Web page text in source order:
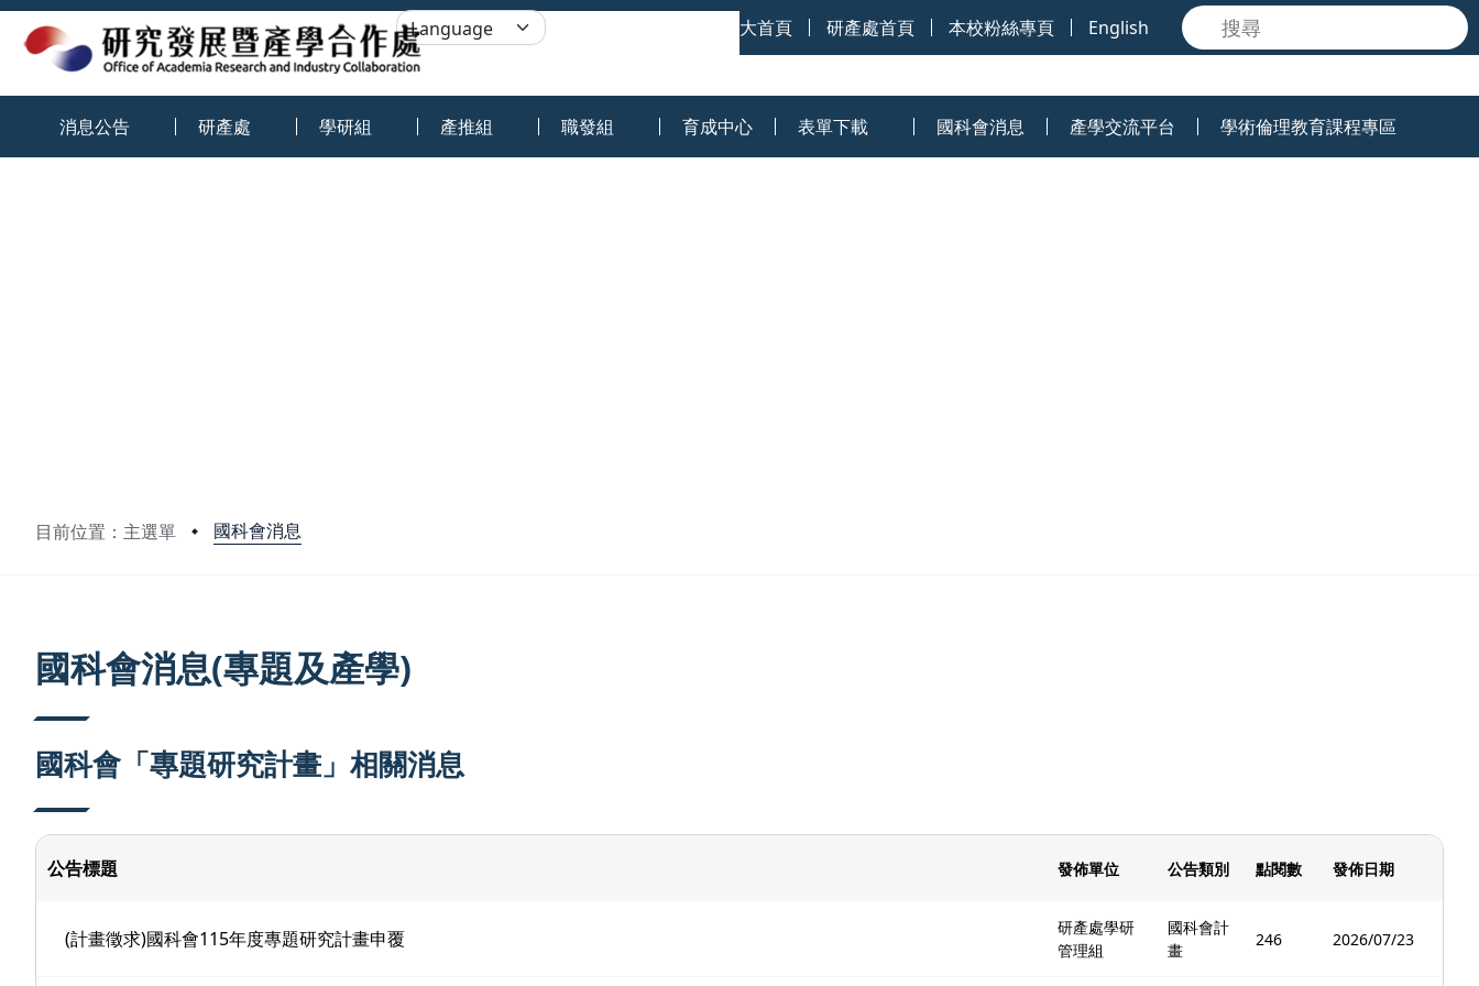
南臺科大首頁 研產處首頁 本校粉絲專頁 English
消息公告 研產處 學研組 產推組 職發組 育成中心 表單下載 國科會消息 產學交流平台 學術倫理教育課程專區
目前位置：主選單 國科會消息
國科會消息(專題及產學)
國科會「專題研究計畫」相關消息
公告標題 發佈單位 公告類別 點閱數 發佈日期
(計畫徵求)國科會115年度專題研究計畫申覆
研產處學研
管理組
國科會計
畫
246 2026/07/23